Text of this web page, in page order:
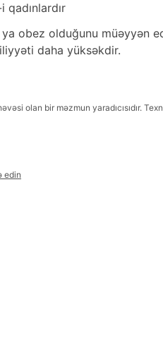
qadınlardır
obez olduğunu müəyyən
daha yüksəkdir.
olan bir məzmun yaradıcısıdır.
edin